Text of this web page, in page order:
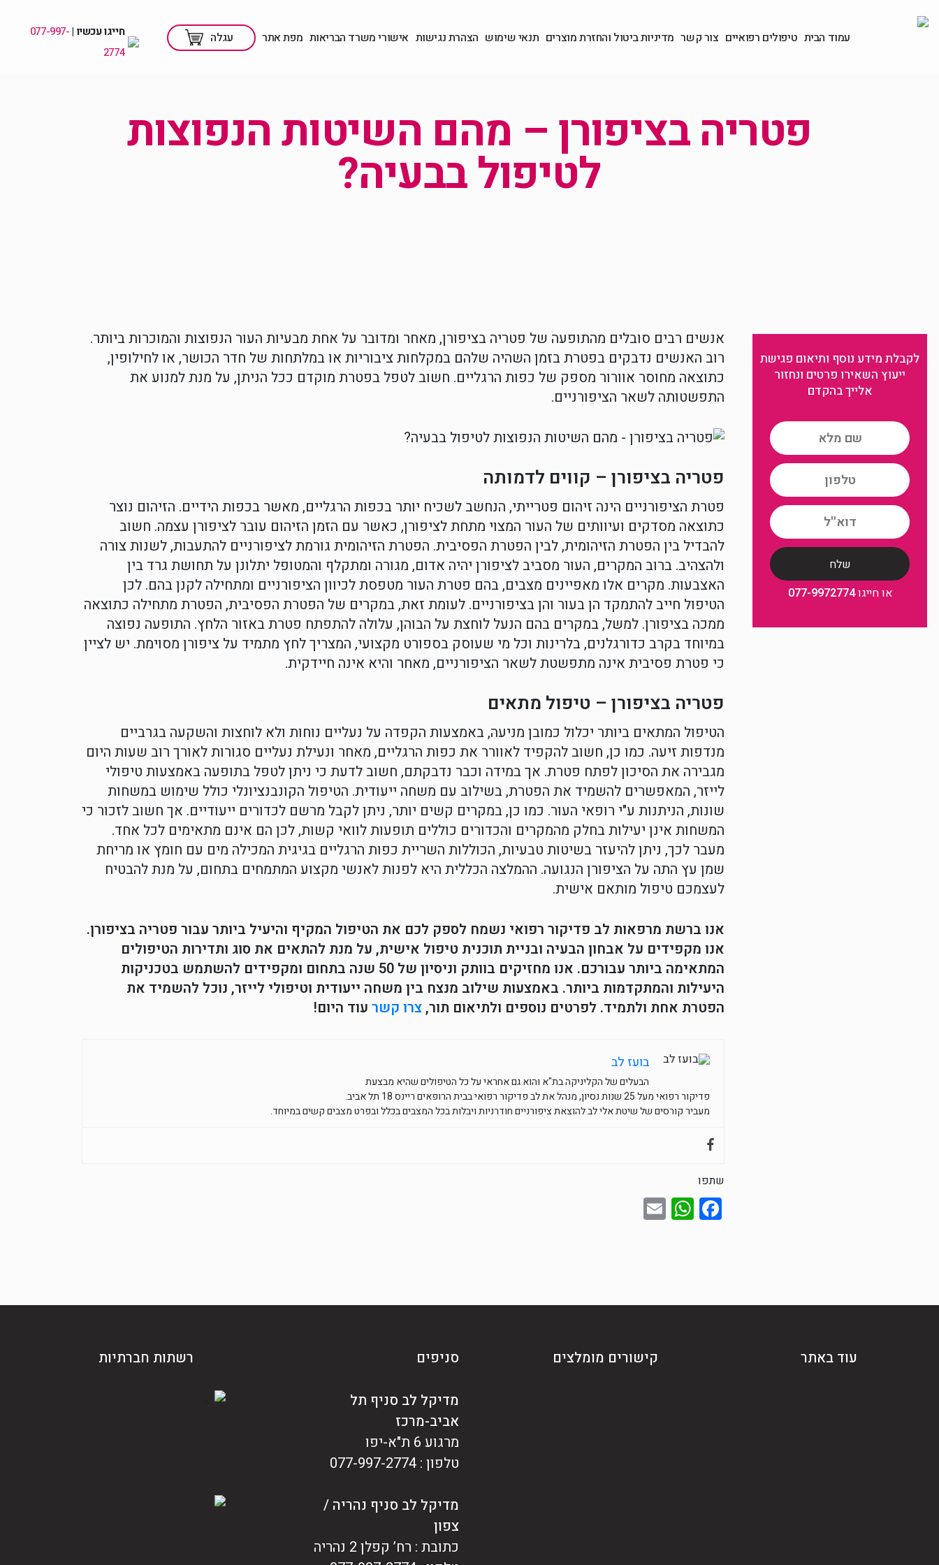
עמוד הבית טיפולים רפואיים צור קשר מדיניות ביטול והחזרת מוצרים תנאי שימוש הצהרת נגישות אישורי משרד הבריאות מפת אתר עגלה חייגו עכשיו |077-997-
2774
פטריה בציפורן – מהם השיטות הנפוצות
לטיפול בבעיה?
לקבלת מידע נוסף ותיאום פגישת
ייעוץ השאירו פרטים ונחזור
אלייך בהקדם
או חייגו077-9972774
אנשים רבים סובלים מהתופעה של פטריה בציפורן, מאחר ומדובר על אחת מבעיות העור הנפוצות והמוכרות ביותר.
רוב האנשים נדבקים בפטרת בזמן השהיה שלהם במקלחות ציבוריות או במלתחות של חדר הכושר, או לחילופין,
כתוצאה מחוסר אוורור מספק של כפות הרגליים. חשוב לטפל בפטרת מוקדם ככל הניתן, על מנת למנוע את
התפשטותה לשאר הציפורניים.
פטריה בציפורן – קווים לדמותה
פטרת הציפורניים הינה זיהום פטרייתי, הנחשב לשכיח יותר בכפות הרגליים, מאשר בכפות הידיים. הזיהום נוצר
כתוצאה מסדקים ועיוותים של העור המצוי מתחת לציפורן, כאשר עם הזמן הזיהום עובר לציפורן עצמה. חשוב
להבדיל בין הפטרת הזיהומית, לבין הפטרת הפסיבית. הפטרת הזיהומית גורמת לציפורניים להתעבות, לשנות צורה
ולהצהיב. ברוב המקרים, העור מסביב לציפורן יהיה אדום, מגורה ומתקלף והמטופל יתלונן על תחושת גרד בין
האצבעות. מקרים אלו מאפיינים מצבים, בהם פטרת העור מטפסת לכיוון הציפורניים ומתחילה לקנן בהם. לכן
הטיפול חייב להתמקד הן בעור והן בציפורניים. לעומת זאת, במקרים של הפטרת הפסיבית, הפטרת מתחילה כתוצאה
ממכה בציפורן. למשל, במקרים בהם הנעל לוחצת על הבוהן, עלולה להתפתח פטרת באזור הלחץ. התופעה נפוצה
במיוחד בקרב כדורגלנים, בלרינות וכל מי שעוסק בספורט מקצועי, המצריך לחץ מתמיד על ציפורן מסוימת. יש לציין
כי פטרת פסיבית אינה מתפשטת לשאר הציפורניים, מאחר והיא אינה חיידקית.
פטריה בציפורן – טיפול מתאים
הטיפול המתאים ביותר יכלול כמובן מניעה, באמצעות הקפדה על נעליים נוחות ולא לוחצות והשקעה בגרביים
מנדפות זיעה. כמו כן, חשוב להקפיד לאוורר את כפות הרגליים, מאחר ונעילת נעליים סגורות לאורך רוב שעות היום
מגבירה את הסיכון לפתח פטרת. אך במידה וכבר נדבקתם, חשוב לדעת כי ניתן לטפל בתופעה באמצעות טיפולי
לייזר, המאפשרים להשמיד את הפטרת, בשילוב עם משחה ייעודית. הטיפול הקונבנציונלי כולל שימוש במשחות
שונות, הניתנות ע"י רופאי העור. כמו כן, במקרים קשים יותר, ניתן לקבל מרשם לכדורים ייעודיים. אך חשוב לזכור כי
המשחות אינן יעילות בחלק מהמקרים והכדורים כוללים תופעות לוואי קשות, לכן הם אינם מתאימים לכל אחד.
מעבר לכך, ניתן להיעזר בשיטות טבעיות, הכוללות השריית כפות הרגליים בגיגית המכילה מים עם חומץ או מריחת
שמן עץ התה על הציפורן הנגועה. ההמלצה הכללית היא לפנות לאנשי מקצוע המתמחים בתחום, על מנת להבטיח
לעצמכם טיפול מותאם אישית.
אנו ברשת מרפאות לב פדיקור רפואי נשמח לספק לכם את הטיפול המקיף והיעיל ביותר עבור פטריה בציפורן.
אנו מקפידים על אבחון הבעיה ובניית תוכנית טיפול אישית, על מנת להתאים את סוג ותדירות הטיפולים
המתאימה ביותר עבורכם. אנו מחזיקים בוותק וניסיון של 50 שנה בתחום ומקפידים להשתמש בטכניקות
היעילות והמתקדמות ביותר. באמצעות שילוב מנצח בין משחה ייעודית וטיפולי לייזר, נוכל להשמיד את
הפטרת אחת ולתמיד. לפרטים נוספים ולתיאום תור,צרו קשר עוד היום!
בועז לב
הבעלים של הקליניקה בת"א והוא גם אחראי על כל הטיפולים שהיא מבצעת
פדיקור רפואי מעל 25 שנות נסיון, מנהל את לב פדיקור רפואי בבית הרופאים ריינס 18 תל אביב.
מעביר קורסים של שיטת אלי לב להוצאת ציפורניים חודרניות ויבלות בכל המצבים בכלל ובפרט מצבים קשים במיוחד.
שתפו
Facebook
WhatsApp
עוד באתר קישורים מומלצים סניפים
מדיקל לב סניף תל
אביב-מרכז
מרגוע 6 ת"א-יפו
טלפון : 077-997-2774
מדיקל לב סניף נהריה /
צפון
כתובת : רח’ קפלן 2 נהריה
רשתות חברתיות